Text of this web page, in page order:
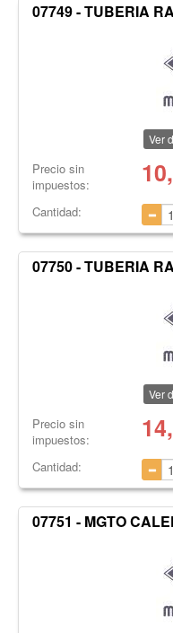
07749 - TUBERIA
Ver
Precio sin
impuestos:
Cantidad:
07750 - TUBERIA
Ver
Precio sin
impuestos:
Cantidad:
07751 - MGTO